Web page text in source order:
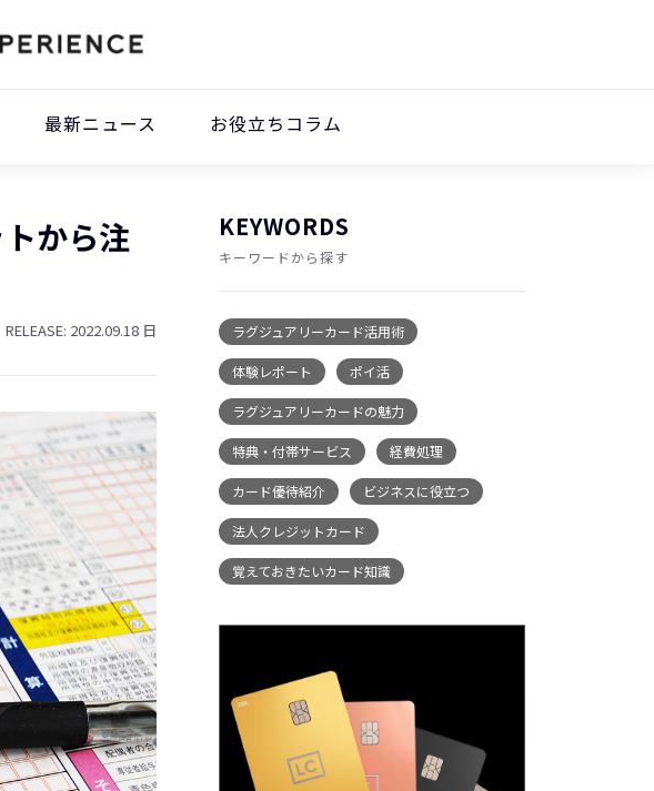
最新ニュース お役立ちコラム
から注
RELEASE: 2022.09.18 日
KEYWORDS
キーワードから探す
ラグジュアリーカード活用術
体験レポート ポイ活
ラグジュアリーカードの魅力
特典・付帯サービス 経費処理
カード優待紹介 ビジネスに役立つ
法人クレジットカード
覚えておきたいカード知識